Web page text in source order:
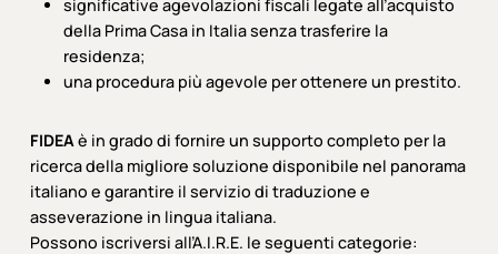
significative agevolazioni fiscali legate all’acquisto
della Prima Casa in Italia senza trasferire la
residenza;
una procedura più agevole per ottenere un prestito.
FIDEA è in grado di fornire un supporto completo per la
ricerca della migliore soluzione disponibile nel panorama
italiano e garantire il servizio di traduzione e
asseverazione in lingua italiana.
Possono iscriversi all’A.I.R.E. le seguenti categorie: